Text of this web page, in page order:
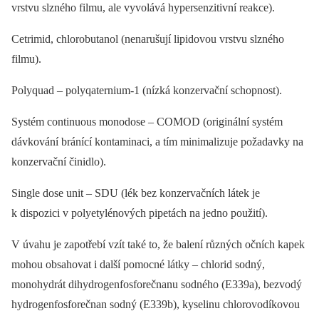
vrstvu slzného filmu, ale vyvolává hypersenzitivní reakce).
Cetrimid, chlorobutanol (nenarušují lipidovou vrstvu slzného
filmu).
Polyquad –⁠ polyqaternium-1 (nízká konzervační schopnost).
Systém continuous monodose –⁠ COMOD (originální systém
dávkování bránící kontaminaci, a tím minimalizuje požadavky na
konzervační činidlo).
Single dose unit –⁠ SDU (lék bez konzervačních látek je
k dispozici v polyetylénových pipetách na jedno použití).
V úvahu je zapotřebí vzít také to, že balení různých očních kapek
mohou obsahovat i další pomocné látky –⁠ chlorid sodný,
monohydrát dihydrogenfosforečnanu sodného (E339a), bezvodý
hydrogenfosforečnan sodný (E339b), kyselinu chlorovodíkovou